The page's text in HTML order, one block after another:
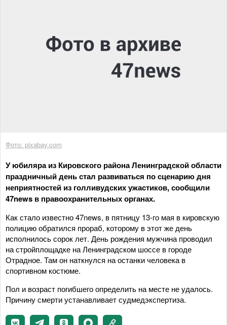
Фото: pixabay.com
У юбиляра из Кировского района Ленинградской области
праздничный день стал развиваться по сценарию дня
неприятностей из голливудских ужастиков, сообщили
47news в правоохранительных органах.
Как стало известно 47news, в пятницу 13-го мая в кировскую
полицию обратился прораб, которому в этот же день
исполнилось сорок лет. День рождения мужчина проводил
на стройплощадке на Ленинградском шоссе в городе
Отрадное. Там он наткнулся на останки человека в
спортивном костюме.
Пол и возраст погибшего определить на месте не удалось.
Причину смерти устанавливает судмедэкспертиза.